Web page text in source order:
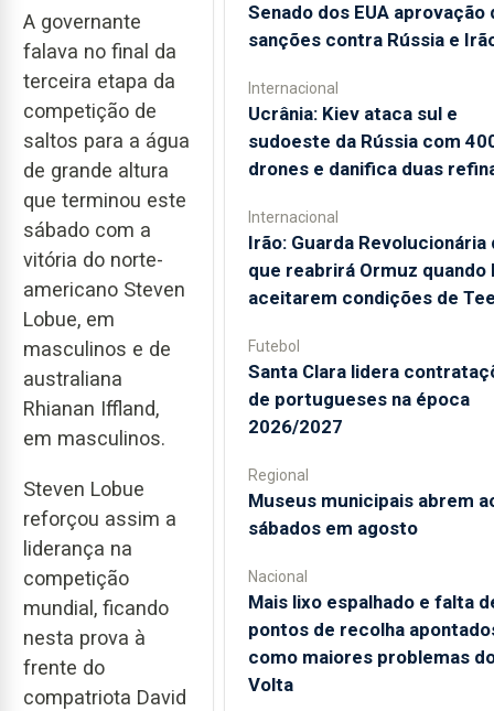
A governante
falava no final da
terceira etapa da
competição de
saltos para a água
de grande altura
que terminou este
sábado com a
vitória do norte-
americano Steven
Lobue, em
masculinos e de
australiana
Rhianan Iffland,
em masculinos.
Steven Lobue
reforçou assim a
liderança na
competição
mundial, ficando
nesta prova à
frente do
compatriota David
Senado dos EUA aprovação
sanções contra Rússia e
Internacional
Ucrânia: Kiev ataca sul e
sudoeste da Rússia com
drones e danifica duas
Internacional
Irão: Guarda Revolucionária
que reabrirá Ormuz quando
aceitarem condições de
Futebol
Santa Clara lidera
de portugueses na época
2026/2027
Regional
Museus municipais abrem
sábados em agosto
Nacional
Mais lixo espalhado e falta
pontos de recolha
como maiores problemas
Volta